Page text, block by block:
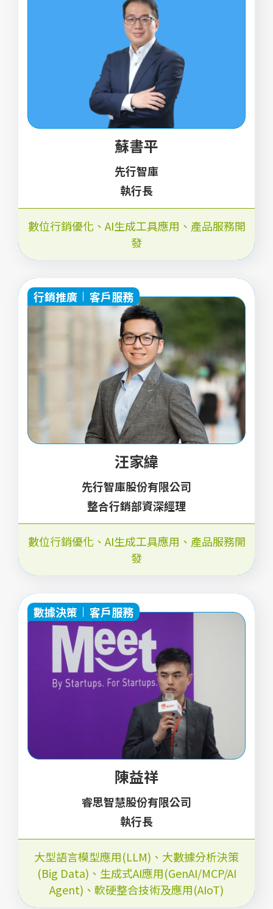
蘇書平
先行智庫
執行長
數位行銷優化 、 AI生成工具應用 、 產品服務開
發
行銷推廣 客戶服務
汪家緯
先行智庫股份有限公司
整合行銷部資深經理
數位行銷優化 、 AI生成工具應用 、 產品服務開
發
數據決策 客戶服務
陳益祥
睿思智慧股份有限公司
執行長
大型語言模型應用(LLM) 、 大數據分析決策
(Big Data) 、 生成式AI應用(GenAI/MCP/AI
Agent) 、 軟硬整合技術及應用(AIoT)